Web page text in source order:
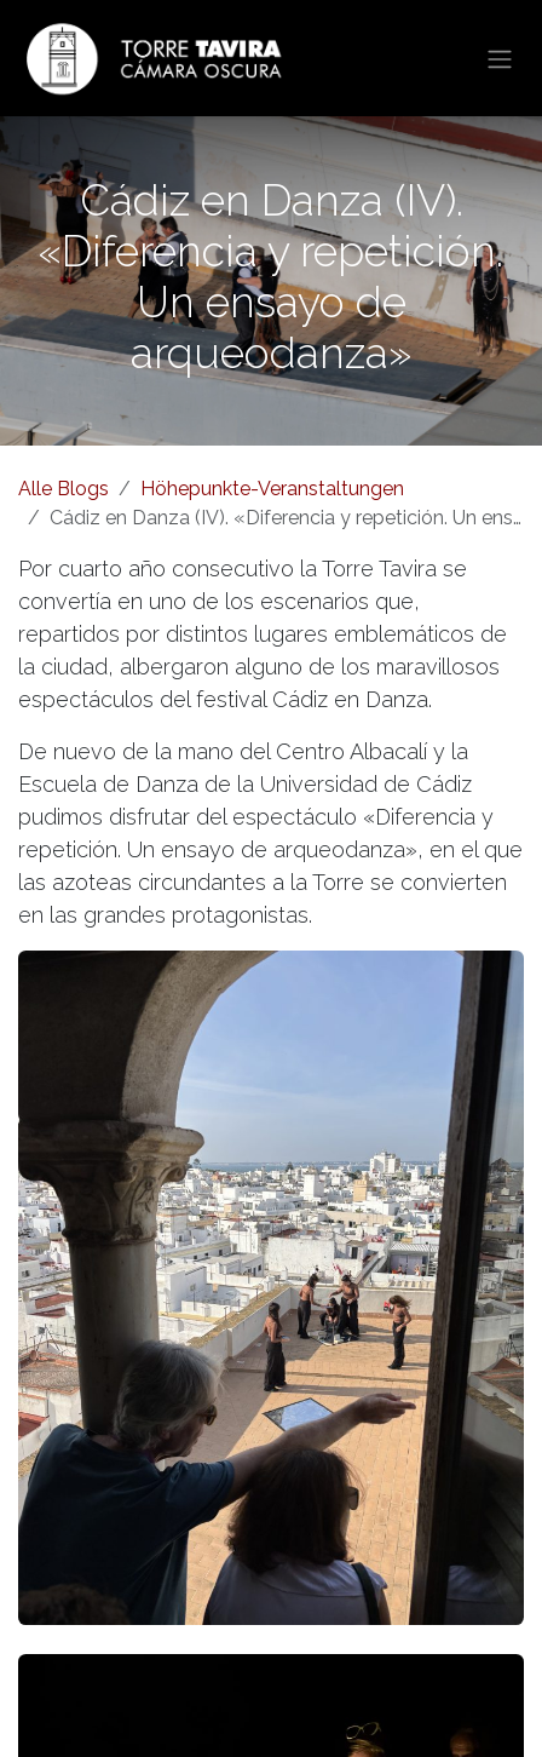
Cádiz en Danza (IV).
«Diferencia y repetición.
Un ensayo de
arqueodanza»
Alle Blogs
Höhepunkte-Veranstaltungen
Cádiz en Danza (IV). «Diferencia y repetición. Un ensayo de arqueodanza»
Por cuarto año consecutivo la Torre Tavira se
convertía en uno de los escenarios que,
repartidos por distintos lugares emblemáticos de
la ciudad, albergaron alguno de los maravillosos
espectáculos del festival Cádiz en Danza.
De nuevo de la mano del Centro Albacalí y la
Escuela de Danza de la Universidad de Cádiz
pudimos disfrutar del espectáculo «Diferencia y
repetición. Un ensayo de arqueodanza», en el que
las azoteas circundantes a la Torre se convierten
en las grandes protagonistas.